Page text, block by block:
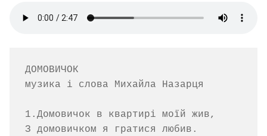
ДОМОВИЧОК
музика і слова Михайла Назарця
1.Домовичок в квартирі моїй жив,
З домовичком я гратися любив.